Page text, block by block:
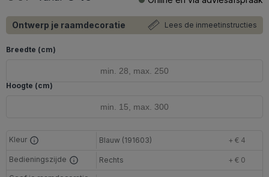
Ontwerp je raamdecoratie Lees de inmeetinstructies
Breedte (cm)
Hoogte (cm)
Kleur Blauw (191603) + € 4
Bedieningszijde Rechts
+ € 0